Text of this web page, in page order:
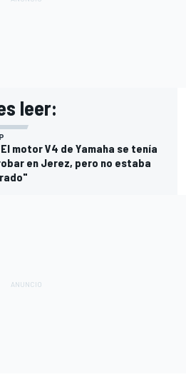
leer:
motor V4 de Yamaha se tenía
en Jerez, pero no estaba